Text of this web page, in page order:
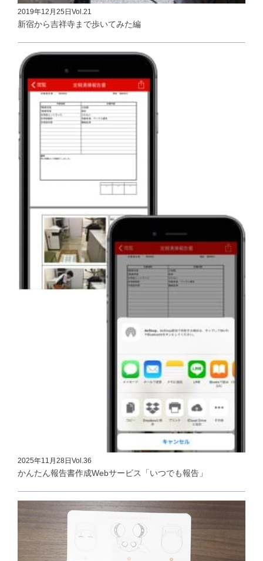
2019年12月25日 Vol.21
新宿から吉祥寺まで歩いてみた編
2025年11月28日 Vol.36
かんたん報告書作成Webサービス「いつでも報告」